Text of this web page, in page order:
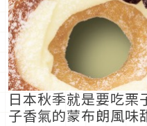
日本秋季就是要吃栗
子香氣的蒙布朗風味